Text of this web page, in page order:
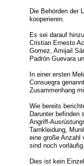
Die Behörden der
kooperieren.
Es sei darauf
Cristian Ernesto
Gomez, Amijail
Padrón Guevara
In einer ersten
Consuegra
Zusammenhang
Wie bereits
Darunter befinden
Angriff-
Tarnkleidung,
eine große Anzahl
sind noch
Dies ist kein